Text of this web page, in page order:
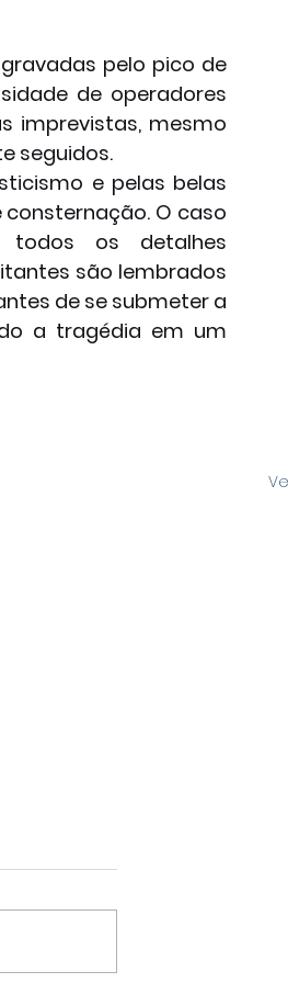
pelo pico de
de operadores
imprevistas, mesmo
seguidos.
e pelas belas
O caso
todos os detalhes
são lembrados
de se submeter a
a tragédia em um